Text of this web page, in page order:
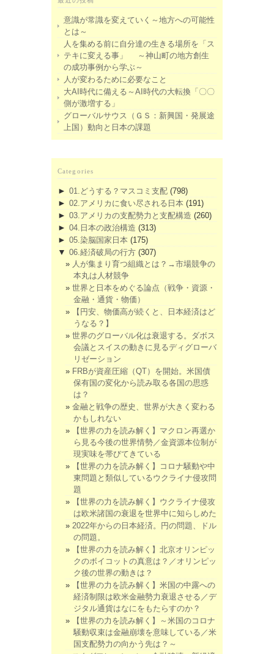
意識が常識を変えていく～地方への可能性
とは～
人を集める前に自分達の生きる場所を「ス
テキに変える事」 ～神山町の地方創生
の成功事例から学ぶ～
人が変わるために必要なこと
大AI時代に備える～AI時代の大転換「〇〇
側が激増する」
グローバルサウス（ＧＳ：新興国・発展途
上国）動向と日本の課題
Categories
► 01.どうする？マスコミ支配 (798)
► 02.アメリカに食い尽される日本 (191)
► 03.アメリカの支配勢力と支配構造 (260)
► 04.日本の政治構造 (313)
► 05.染脳国家日本 (175)
▼ 06.経済破局の行方 (307)
人が集まり育つ組織とは？→市場競争の
本丸は人材競争
世界と日本をめぐる論点（戦争・資源・
金融・通貨・物価）
【円安、物価高が続くと、日本経済はど
うなる？】
世界のグローバル化は衰退する。ダボス
会議とスイスの動きに見るディグローバ
リゼーション
FRBが資産圧縮（QT）を開始。米国債
保有国の変化から読み取る各国の思惑
は？
金融と戦争の歴史、世界が大きく変わる
かもしれない
【世界の力を読み解く】マクロン再選か
ら見る今後の世界情勢／金資源本位制が
現実味を帯びてきている
【世界の力を読み解く】コロナ騒動や中
東問題と類似しているウクライナ侵攻問
題
【世界の力を読み解く】ウクライナ侵攻
は欧米諸国の衰退を世界中に知らしめた
2022年からの日本経済。円の問題、ドル
の問題。
【世界の力を読み解く】北京オリンピッ
クのボイコットの真意は？／オリンピッ
ク後の世界の動きは？
【世界の力を読み解く】米国の中露への
経済制限は欧米金融勢力衰退させる／デ
ジタル通貨はなにをもたらすのか？
【世界の力を読み解く】～米国のコロナ
騒動収束は金融崩壊を意味している／米
国支配勢力の向かう先は？～